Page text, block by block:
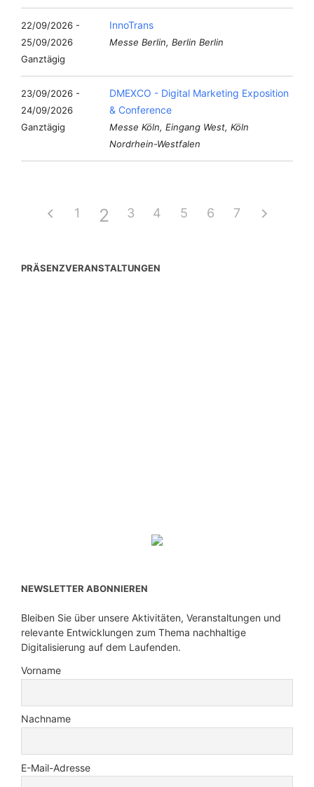
22/09/2026 -
25/09/2026
Ganztägig
InnoTrans
Messe Berlin, Berlin Berlin
23/09/2026 -
24/09/2026
Ganztägig
DMEXCO - Digital Marketing Exposition
& Conference
Messe Köln, Eingang West, Köln
Nordrhein-Westfalen
1 2 3 4 5 6 7
PRÄSENZVERANSTALTUNGEN
NEWSLETTER ABONNIEREN
Bleiben Sie über unsere Aktivitäten, Veranstaltungen und
relevante Entwicklungen zum Thema nachhaltige
Digitalisierung auf dem Laufenden.
Vorname
Nachname
E-Mail-Adresse